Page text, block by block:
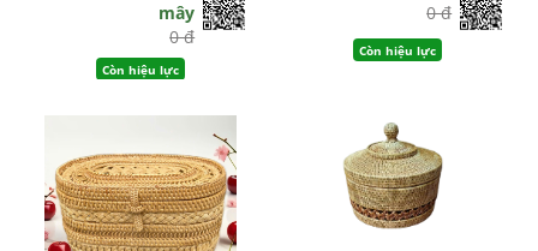
mây
0 đ
Còn hiệu lực
0 đ
Còn hiệu lực